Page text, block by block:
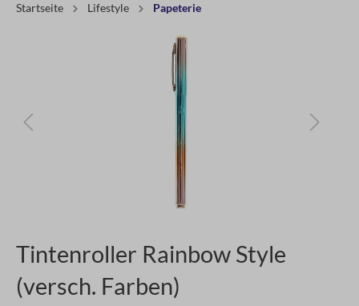
Startseite Lifestyle Papeterie
Tintenroller Rainbow Style
(versch. Farben)